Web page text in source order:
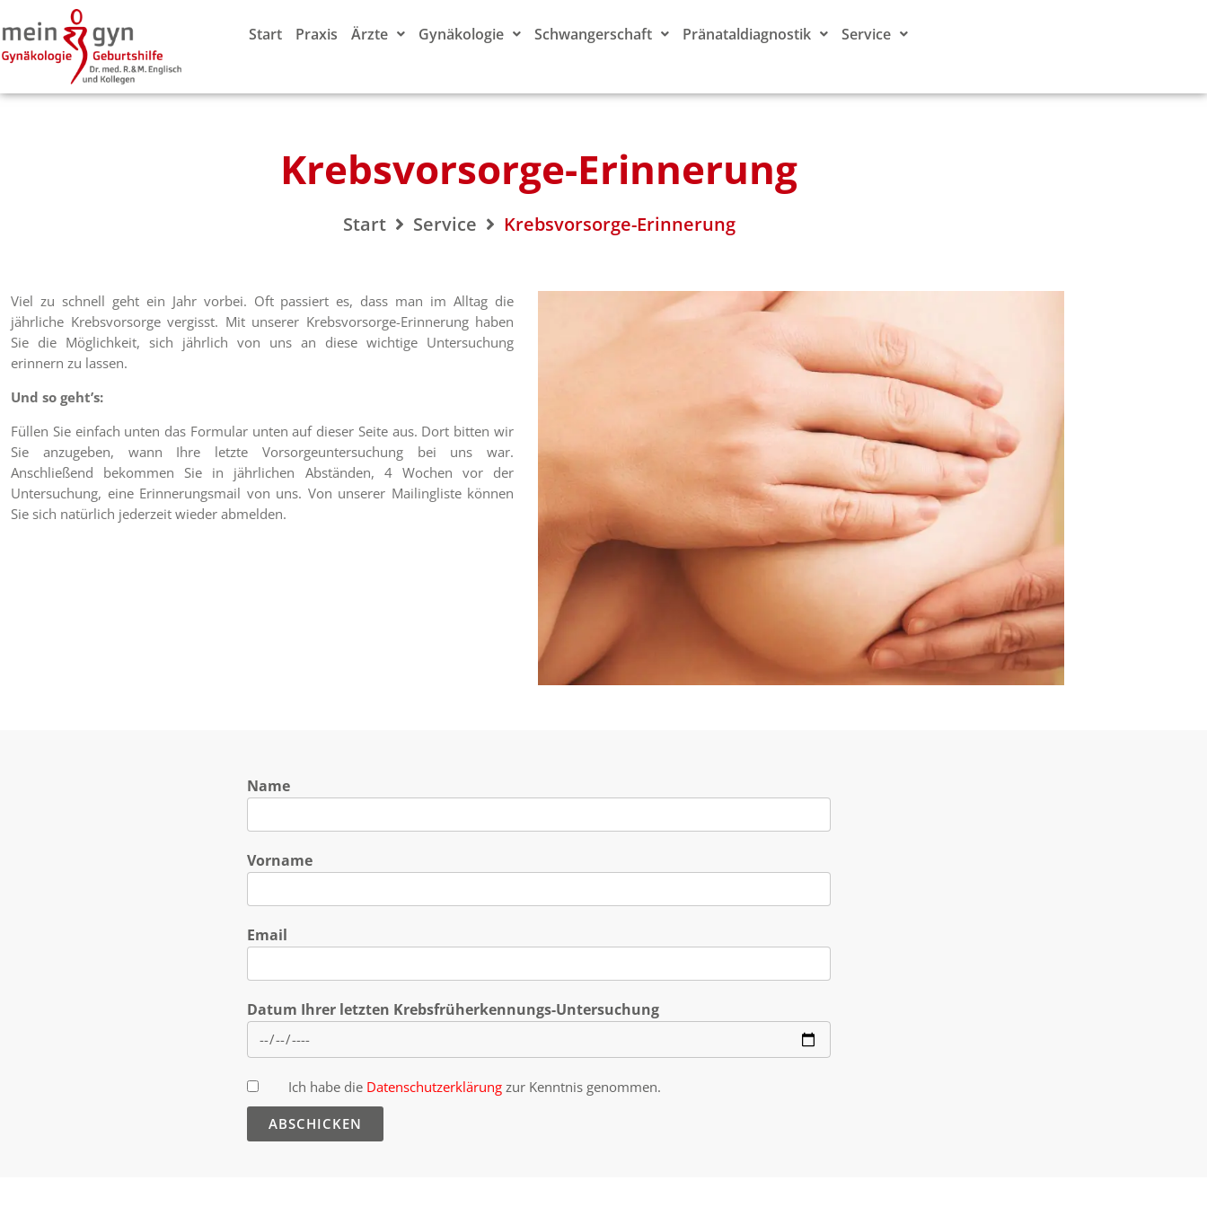
Start Praxis Ärzte Gynäkologie Schwangerschaft Pränataldiagnostik Service
Krebsvorsorge-Erinnerung
Start Service Krebsvorsorge-Erinnerung
Viel zu schnell geht ein Jahr vorbei. Oft passiert es, dass man im Alltag die
jährliche Krebsvorsorge vergisst. Mit unserer Krebsvorsorge-Erinnerung haben
Sie die Möglichkeit, sich jährlich von uns an diese wichtige Untersuchung
erinnern zu lassen.
Und so geht’s:
Füllen Sie einfach unten das Formular unten auf dieser Seite aus. Dort bitten wir
Sie anzugeben, wann Ihre letzte Vorsorgeuntersuchung bei uns war.
Anschließend bekommen Sie in jährlichen Abständen, 4 Wochen vor der
Untersuchung, eine Erinnerungsmail von uns. Von unserer Mailingliste können
Sie sich natürlich jederzeit wieder abmelden.
Name
Vorname
Email
Datum Ihrer letzten Krebsfrüherkennungs-Untersuchung
Ich habe die Datenschutzerklärung zur Kenntnis genommen.
ABSCHICKEN